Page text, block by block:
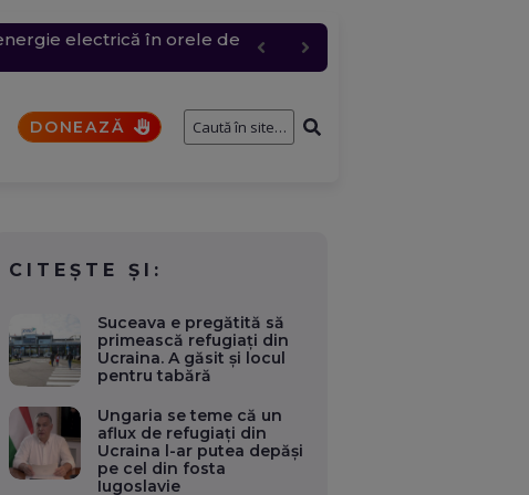
electrică în orele de
cererea a urcat
centru logistic cheie
fostului consilier
va fi analizat de SRI
DONEAZĂ
CITEȘTE ȘI:
Suceava e pregătită să
primească refugiați din
Ucraina. A găsit și locul
pentru tabără
Ungaria se teme că un
aflux de refugiaţi din
Ucraina l-ar putea depăşi
pe cel din fosta
Iugoslavie